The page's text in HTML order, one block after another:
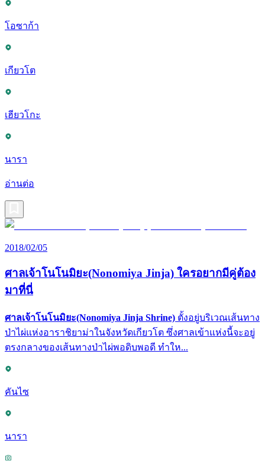
โอซาก้า
เกียวโต
เฮียวโกะ
นารา
อ่านต่อ
2018/02/05
ศาลเจ้าโนโนมิยะ(Nonomiya Jinja) ใครอยากมีคู่ต้อง
มาที่นี่
ศาลเจ้าโนโนมิยะ(Nonomiya Jinja Shrine) ตั้งอยู่บริเวณเส้นทาง
ป่าไผ่แห่งอาราชิยาม่าในจังหวัดเกียวโต ซึ่งศาลเข้าแห่งนี้จะอยู่
ตรงกลางของเส้นทางป่าไผ่พอดิบพอดี ทำให...
คันไซ
นารา